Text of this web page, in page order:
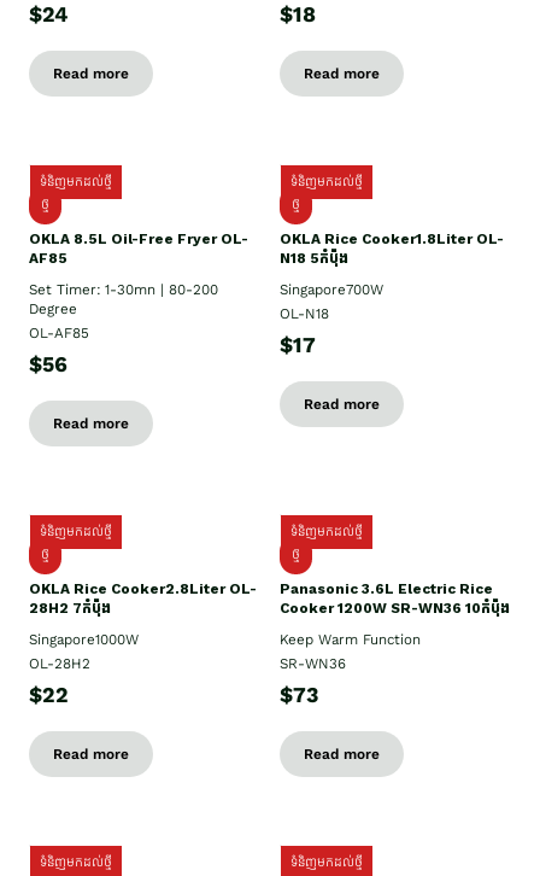
$24
Read more
$18
Read more
ទំនិញមកដល់ថ្មី
ថ្មី
OKLA 8.5L Oil-Free Fryer OL-
AF85
Set Timer: 1-30mn | 80-200
Degree
OL-AF85
$56
Read more
ទំនិញមកដល់ថ្មី
ថ្មី
OKLA Rice Cooker1.8Liter OL-
N18 5កំប៉ុង
Singapore700W
OL-N18
$17
Read more
ទំនិញមកដល់ថ្មី
ថ្មិ
OKLA Rice Cooker2.8Liter OL-
28H2 7កំប៉ុង
Singapore1000W
OL-28H2
$22
Read more
ទំនិញមកដល់ថ្មី
ថ្មី
Panasonic 3.6L Electric Rice
Cooker 1200W SR-WN36 10កំប៉ុង
Keep Warm Function
SR-WN36
$73
Read more
ទំនិញមកដល់ថ្មី
ទំនិញមកដល់ថ្មី